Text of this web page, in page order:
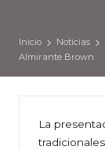
Inicio Noticias
Almirante Brown
La